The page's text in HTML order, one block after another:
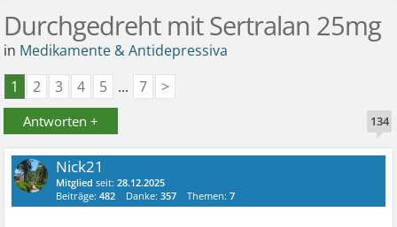
Durchgedreht mit Sertralan 25mg
in Medikamente & Antidepressiva
1
2 3 4 5 ... 7 >
Antworten + 134
Nick21
Mitglied seit:28.12.2025
Beiträge:482 Danke:357 Themen:7